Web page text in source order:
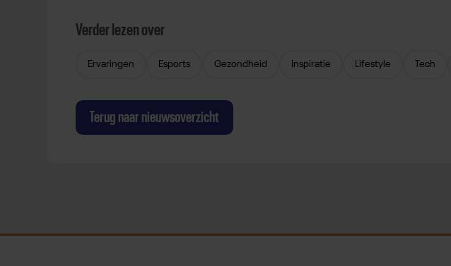
Verder lezen over
Ervaringen Esports Gezondheid Inspiratie Lifestyle Tech
Terug naar nieuwsoverzicht